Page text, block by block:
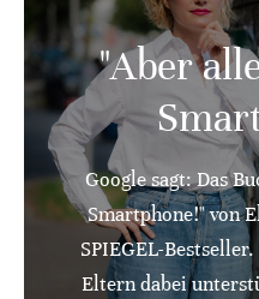
"Aber
Google sagt: Das
Smartphone!" von
SPIEGEL-
Eltern dabei